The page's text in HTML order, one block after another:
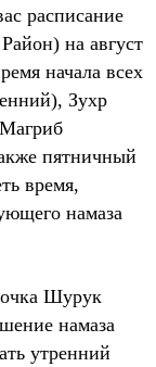
расписание
на август
начала всех
Зухр
пятничный
время,
намаза
Шурук
намаза
утренний